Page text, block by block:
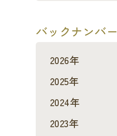
バックナンバー
2026年
2025年
2024年
2023年